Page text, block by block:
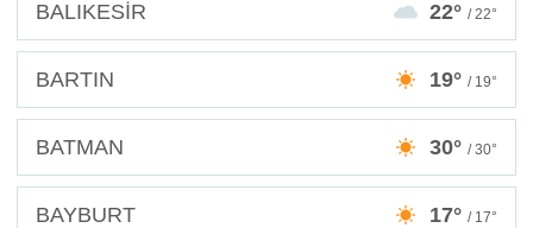
BALIKESİR 22° / 22°
BARTIN 19° / 19°
BATMAN 30° / 30°
BAYBURT 17° / 17°